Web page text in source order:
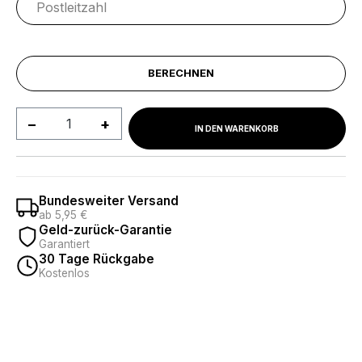
BERECHNEN
Produkt Anzahl: Gib denIN DEN WARENKORB
Bundesweiter Versand
ab 5,95 €
Geld-zurück-Garantie
Garantiert
30 Tage Rückgabe
Kostenlos